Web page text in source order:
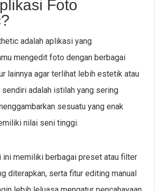
Foto
adalah aplikasi yang
mengedit foto dengan berbagai
lainnya agar terlihat lebih estetik atau
adalah istilah yang sering
sesuatu yang enak
nilai seni tinggi.
ini memiliki berbagai preset atau filter
diterapkan, serta fitur editing manual